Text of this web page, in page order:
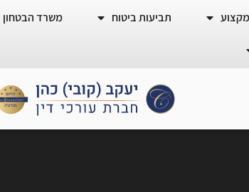
תביעות ביטוח משרד הבטחון